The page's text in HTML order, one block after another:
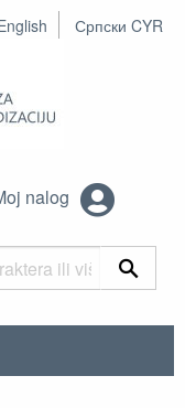
Српски CYR
nalog